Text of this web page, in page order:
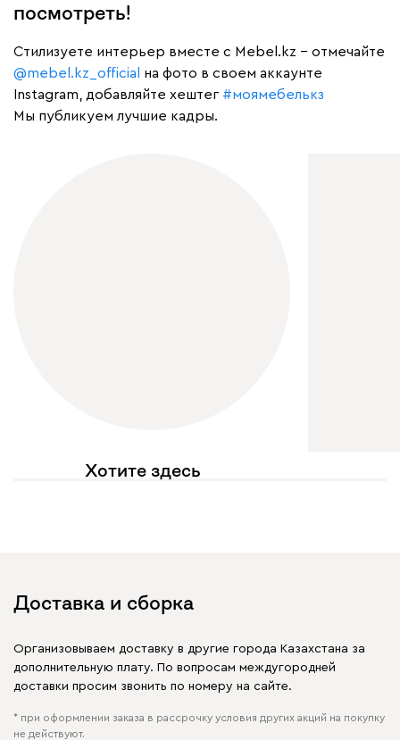
посмотреть!
Cтилизуете интерьер вместе с Mebel.kz – отмечайте
@mebel.kz_official
на фото в своем аккаунте
Instagram, добавляйте хештег #моямебелькз
Мы публикуем лучшие кадры.
Хотите здесь
Доставка и сборка
Организовываем доставку в другие города Казахстана за
дополнительную плату. По вопросам междугородней
доставки просим звонить по номеру на сайте.
* при оформлении заказа в рассрочку условия других акций на покупку
не действуют.